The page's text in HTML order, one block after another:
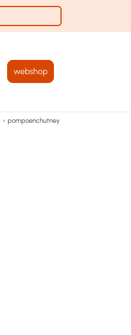
webshop
› pompoenchutney